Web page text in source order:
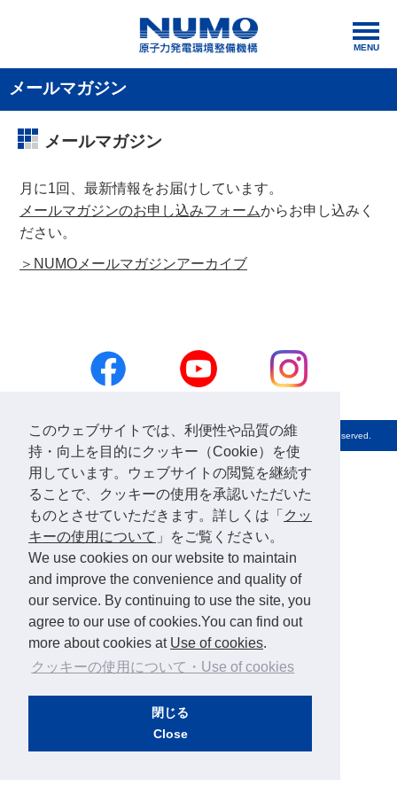
このウェブサイトでは、利便性や品質の維
持・向上を目的にクッキー（Cookie）を使
用しています。ウェブサイトの閲覧を継続す
ることで、クッキーの使用を承認いただいた
ものとさせていただきます。詳しくは「 クッ
キーの使用について 」をご覧ください。
We use cookies on our website to maintain
and improve the convenience and quality of
our service. By continuing to use the site, you
agree to our use of cookies.You can find out
more about cookies at Use of cookies.
クッキーの使用について・Use of cookies
閉じる
Close
MENU
メールマガジン
メールマガジン
月に1回、最新情報をお届けしています。
メールマガジンのお申し込みフォームからお申し込みく
ださい。
＞NUMOメールマガジンアーカイブ
Copyright© Nuclear Waste Management Organization of Japan, All Rights Reserved.